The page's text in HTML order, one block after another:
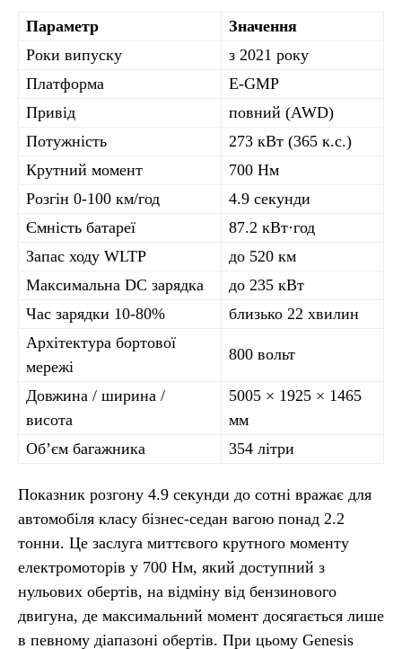
Параметр
Значення
Роки випуску
з 2021 року
Платформа
E-GMP
Привід
повний (AWD)
Потужність
273 кВт (365 к.с.)
Крутний момент
700 Нм
Розгін 0-100 км/год
4.9 секунди
Ємність батареї
87.2 кВт·год
Запас ходу WLTP
до 520 км
Максимальна DC зарядка
до 235 кВт
Час зарядки 10-80%
близько 22 хвилин
Архітектура бортової
мережі
800 вольт
Довжина / ширина /
висота
5005 × 1925 × 1465
мм
Об’єм багажника
354 літри
Показник розгону 4.9 секунди до сотні вражає для
автомобіля класу бізнес-седан вагою понад 2.2
тонни. Це заслуга миттєвого крутного моменту
електромоторів у 700 Нм, який доступний з
нульових обертів, на відміну від бензинового
двигуна, де максимальний момент досягається лише
в певному діапазоні обертів. При цьому Genesis